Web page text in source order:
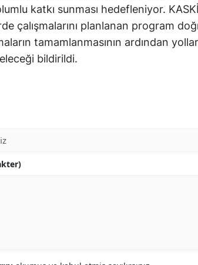
katkı sunması hedefleniyor.
çalışmalarını planlanan program
tamamlanmasının ardından
bildirildi.